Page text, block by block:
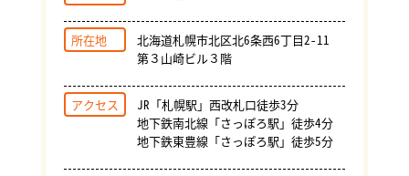
所在地
北海道札幌市北区北6条西6丁目2-11
第３山崎ビル３階
アクセス
JR「札幌駅」西改札口徒歩3分
地下鉄南北線「さっぽろ駅」徒歩4分
地下鉄東豊線「さっぽろ駅」徒歩5分